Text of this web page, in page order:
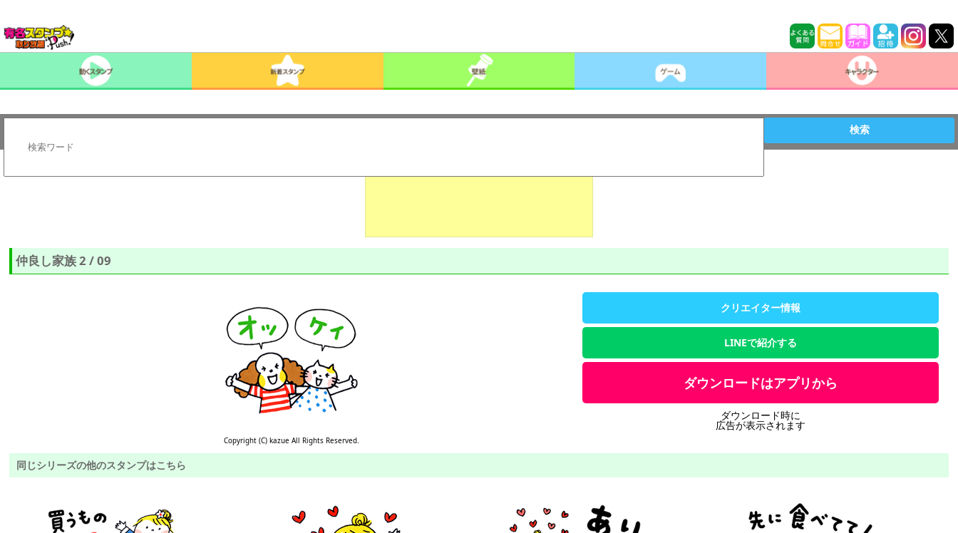
検索
仲良し家族 2 / 09
Copyright (C) kazue All Rights Reserved.
クリエイター情報
LINEで紹介する
ダウンロードはアプリから
ダウンロード時に
広告が表示されます
同じシリーズの他のスタンプはこちら